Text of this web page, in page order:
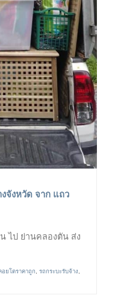
จังหวัด จาก แถว
ไป ย่านคลองตัน ส่ง
อยโดราคาถูก รถกระบะรับจ้าง